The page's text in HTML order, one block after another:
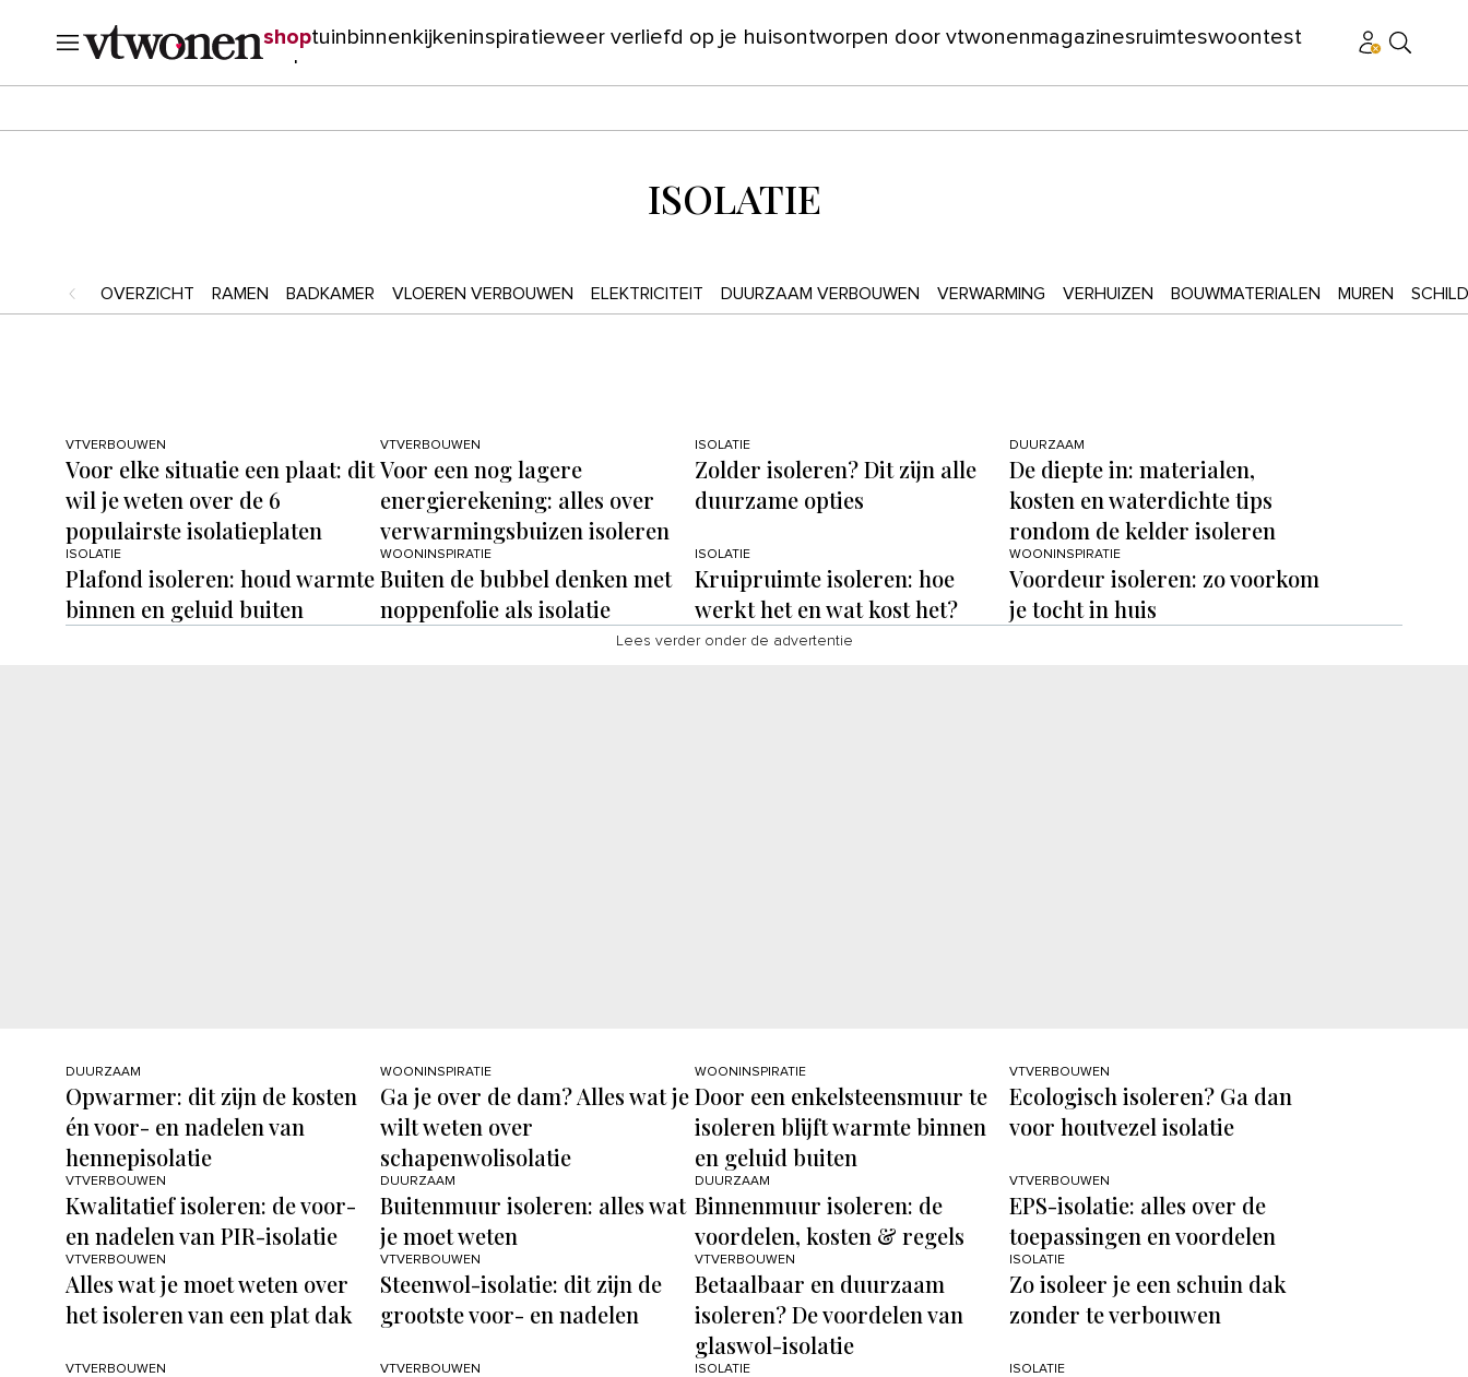
shoptuin binnenkijkeninspiratieweer verliefd op je huisontworpen door vtwonenmagazinesruimteswoontest
verbouwen
ISOLATIE
OVERZICHT RAMEN BADKAMER VLOEREN VERBOUWEN ELEKTRICITEIT DUURZAAM VERBOUWEN VERWARMING VERHUIZEN BOUWMATERIALEN MUREN
VTVERBOUWEN
Voor elke situatie een plaat: dit
wil je weten over de 6
populairste isolatieplaten
VTVERBOUWEN
Voor een nog lagere
energierekening: alles over
verwarmingsbuizen isoleren
ISOLATIE
Zolder isoleren? Dit zijn alle
duurzame opties
DUURZAAM
De diepte in: materialen,
kosten en waterdichte tips
rondom de kelder isoleren
ISOLATIE
Plafond isoleren: houd warmte
binnen en geluid buiten
WOONINSPIRATIE
Buiten de bubbel denken met
noppenfolie als isolatie
ISOLATIE
Kruipruimte isoleren: hoe
werkt het en wat kost het?
WOONINSPIRATIE
Voordeur isoleren: zo voorkom
je tocht in huis
Lees verder onder de advertentie
DUURZAAM
Opwarmer: dit zijn de kosten
én voor- en nadelen van
hennepisolatie
WOONINSPIRATIE
Ga je over de dam? Alles wat je
wilt weten over
schapenwolisolatie
WOONINSPIRATIE
Door een enkelsteensmuur te
isoleren blijft warmte binnen
en geluid buiten
VTVERBOUWEN
Ecologisch isoleren? Ga dan
voor houtvezel isolatie
VTVERBOUWEN
Kwalitatief isoleren: de voor-
en nadelen van PIR-isolatie
DUURZAAM
Buitenmuur isoleren: alles wat
je moet weten
DUURZAAM
Binnenmuur isoleren: de
voordelen, kosten & regels
VTVERBOUWEN
EPS-isolatie: alles over de
toepassingen en voordelen
VTVERBOUWEN
Alles wat je moet weten over
het isoleren van een plat dak
VTVERBOUWEN
Steenwol-isolatie: dit zijn de
grootste voor- en nadelen
VTVERBOUWEN
Betaalbaar en duurzaam
isoleren? De voordelen van
glaswol-isolatie
ISOLATIE
Zo isoleer je een schuin dak
zonder te verbouwen
VTVERBOUWEN VTVERBOUWEN ISOLATIE ISOLATIE